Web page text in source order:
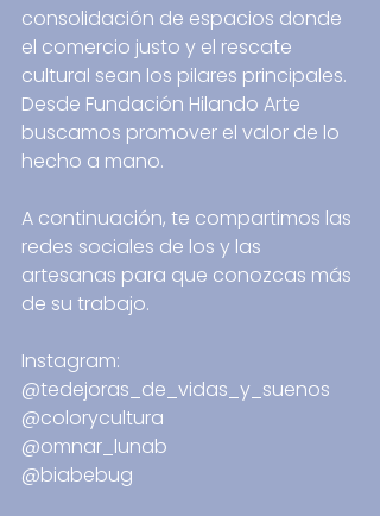
consolidación de espacios donde
el comercio justo y el rescate
cultural sean los pilares principales.
Desde Fundación Hilando Arte
buscamos promover el valor de lo
hecho a mano.
A continuación, te compartimos las
redes sociales de los y las
artesanas para que conozcas más
de su trabajo.
Instagram:
@tedejoras_de_vidas_y_suenos
@colorycultura
@omnar_lunab
@biabebug